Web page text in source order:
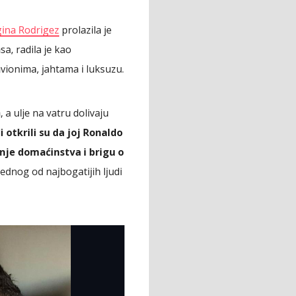
Rodrigez prolazila je
radila je kao
jahtama i luksuzu.
a ulje na vatru dolivaju
su da joj Ronaldo
domaćinstva i brigu o
od najbogatijih ljudi